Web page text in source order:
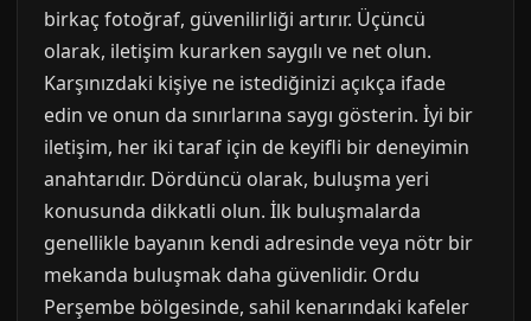
birkaç fotoğraf, güvenilirliği artırır. Üçüncü
olarak, iletişim kurarken saygılı ve net olun.
Karşınızdaki kişiye ne istediğinizi açıkça ifade
edin ve onun da sınırlarına saygı gösterin. İyi bir
iletişim, her iki taraf için de keyifli bir deneyimin
anahtarıdır. Dördüncü olarak, buluşma yeri
konusunda dikkatli olun. İlk buluşmalarda
genellikle bayanın kendi adresinde veya nötr bir
mekanda buluşmak daha güvenlidir. Ordu
Perşembe bölgesinde, sahil kenarındaki kafeler